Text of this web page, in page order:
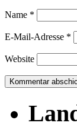
Name *
E-Mail-Adresse *
Website